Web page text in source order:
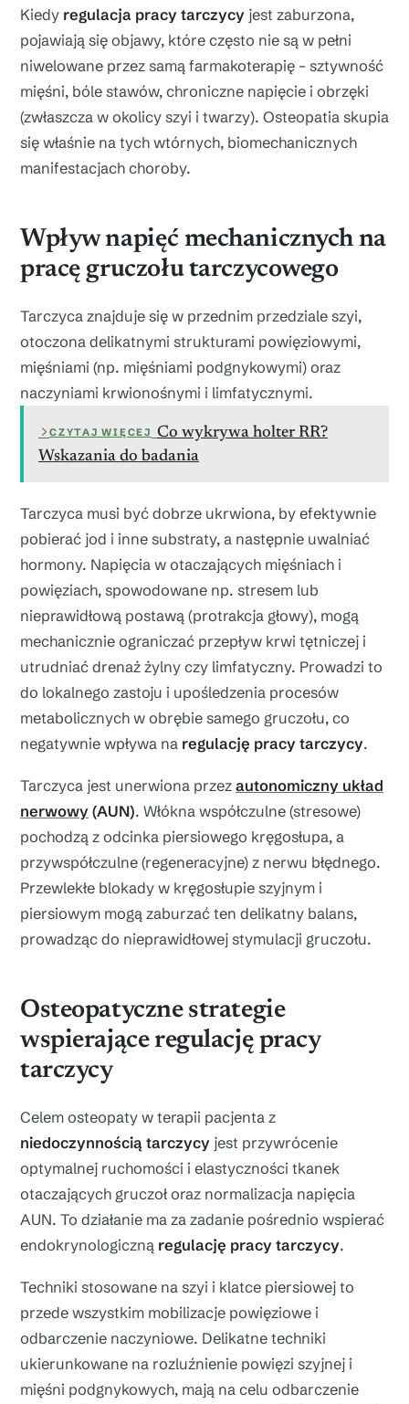
Kiedy regulacja pracy tarczycy jest zaburzona,
pojawiają się objawy, które często nie są w pełni
niwelowane przez samą farmakoterapię – sztywność
mięśni, bóle stawów, chroniczne napięcie i obrzęki
(zwłaszcza w okolicy szyi i twarzy). Osteopatia skupia
się właśnie na tych wtórnych, biomechanicznych
manifestacjach choroby.
Wpływ napięć mechanicznych na
pracę gruczołu tarczycowego
Tarczyca znajduje się w przednim przedziale szyi,
otoczona delikatnymi strukturami powięziowymi,
mięśniami (np. mięśniami podgnykowymi) oraz
naczyniami krwionośnymi i limfatycznymi.
CZYTAJ WIĘCEJ Co wykrywa holter RR?
Wskazania do badania
Tarczyca musi być dobrze ukrwiona, by efektywnie
pobierać jod i inne substraty, a następnie uwalniać
hormony. Napięcia w otaczających mięśniach i
powięziach, spowodowane np. stresem lub
nieprawidłową postawą (protrakcja głowy), mogą
mechanicznie ograniczać przepływ krwi tętniczej i
utrudniać drenaż żylny czy limfatyczny. Prowadzi to
do lokalnego zastoju i upośledzenia procesów
metabolicznych w obrębie samego gruczołu, co
negatywnie wpływa na regulację pracy tarczycy.
Tarczyca jest unerwiona przez autonomiczny układ
nerwowy (AUN). Włókna współczulne (stresowe)
pochodzą z odcinka piersiowego kręgosłupa, a
przywspółczulne (regeneracyjne) z nerwu błędnego.
Przewlekłe blokady w kręgosłupie szyjnym i
piersiowym mogą zaburzać ten delikatny balans,
prowadząc do nieprawidłowej stymulacji gruczołu.
Osteopatyczne strategie
wspierające regulację pracy
tarczycy
Celem osteopaty w terapii pacjenta z
niedoczynnością tarczycy jest przywrócenie
optymalnej ruchomości i elastyczności tkanek
otaczających gruczoł oraz normalizacja napięcia
AUN. To działanie ma za zadanie pośrednio wspierać
endokrynologiczną regulację pracy tarczycy.
Techniki stosowane na szyi i klatce piersiowej to
przede wszystkim mobilizacje powięziowe i
odbarczenie naczyniowe. Delikatne techniki
ukierunkowane na rozluźnienie powięzi szyjnej i
mięśni podgnykowych, mają na celu odbarczenie